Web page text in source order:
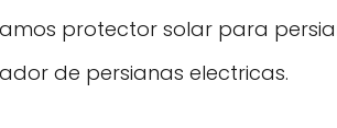
protector solar para
de persianas electricas.